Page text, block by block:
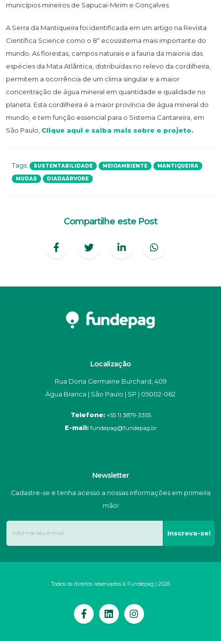
municípios mineiros de Sapucaí-Mirim e Gonçalves.
A Serra da Mantiqueira foi identificada em um artigo na Revista
Científica Science como o 8º ecossistema mais importante do
mundo. As florestas, campos naturais e a fauna da maioria das
espécies da Mata Atlântica, distribuídas no relevo da cordilheira,
permitem a ocorrência de um clima singular e a maior
concentração de água mineral em quantidade e qualidade no
planeta. Esta cordilheira é a maior província de água mineral do
mundo, e tem função essencial para o Sistema Cantareira, em
São Paulo, Clique aqui e saiba mais sobre o projeto.
Tags: SUSTENTABILIDADE MEIOAMBIENTE MANTIQUEIRA
MUDAS DIADAÁRVORE
Compartilhe este Post
Localização
Rua Dona Germaine Burchard, 409
Água Branca | São Paulo | SP | 05002-062
Telefone:+55 11 3879-3355
E-mail:fundepag@fundepag.br
Newsletter
Cadastre-se e tenha acesso a nossas informações em primeira
mão!
Inscreva-se!
Todos os direitos reservados à Fundepag | 2026